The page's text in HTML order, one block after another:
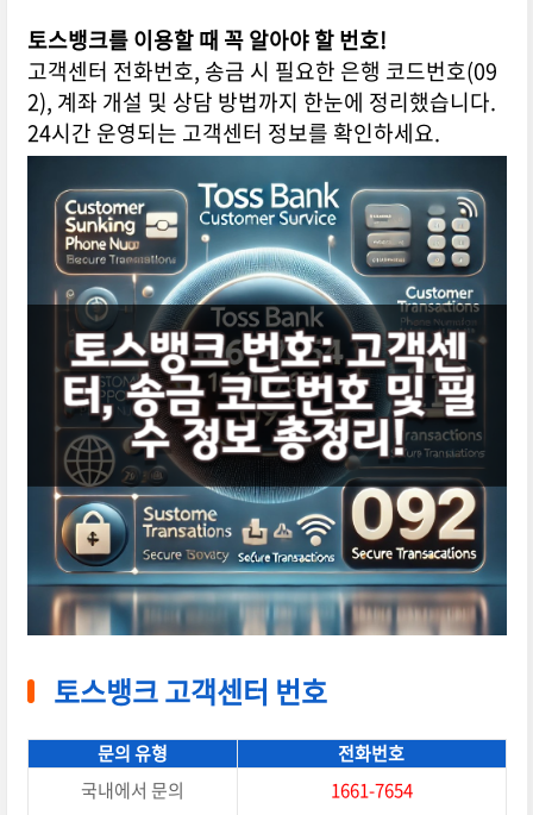
토스뱅크를 이용할 때 꼭 알아야 할 번호!
고객센터 전화번호, 송금 시 필요한 은행 코드번호(09
2), 계좌 개설 및 상담 방법까지 한눈에 정리했습니다.
24시간 운영되는 고객센터 정보를 확인하세요.
토스뱅크 고객센터 번호
문의 유형
전화번호
국내에서 문의
1661-7654